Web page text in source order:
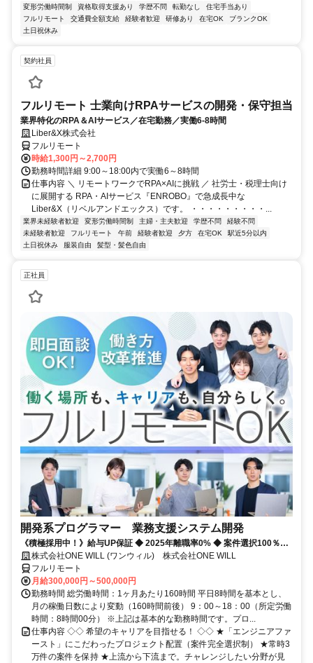
変形労働時間制 資格取得支援あり 学歴不問 転勤なし
住宅手当あり
フルリモート
交通費全額支給 経験者歓迎 研修あり 在宅OK
ブランクOK
土日祝休み
契約社員
フルリモート 士業向けRPAサービスの開発・保守担当
業界特化のRPA＆AIサービス／在宅勤務／実働6-8時間
Liber&X株式会社
フルリモート
時給1,300円～2,700円
勤務時間詳細 9:00～18:00内で実働6～8時間
仕事内容 ＼ リモートワークでRPA×AIに挑戦 ／ 社労士・税理士向け
に展開する RPA・AIサービス『ENROBO』で急成長中な
Liber&X（リベルアンドエックス）です。 ・・・・・・・・・...
業界未経験者歓迎 変形労働時間制 主婦・主夫歓迎 学歴不問
経験不問
未経験者歓迎
フルリモート 午前 経験者歓迎 夕方 在宅OK
駅近5分以内
土日祝休み
服装自由 髪型・髪色自由
正社員
開発系プログラマー 業務支援システム開発
《積極採用中！》給与UP保証 ◆ 2025年離職率0% ◆ 案件選択100％！
◆ 平均残業7時間！
株式会社ONE WILL (ワンウィル) 株式会社ONE WILL
フルリモート
月給300,000円～500,000円
勤務時間 総労働時間：1ヶ月あたり160時間 平日8時間を基本とし、
月の稼働日数により変動（160時間前後） 9：00～18：00（所定労働
時間：8時間00分） ※上記は基本的な勤務時間です。プロ...
仕事内容 ◇◇ 希望のキャリアを目指せる！ ◇◇ ★「エンジニアファ
ースト」にこだわったプロジェクト配置（案件完全選択制） ★常時3
万件の案件を保持 ★上流から下流まで。チャレンジしたい分野が見